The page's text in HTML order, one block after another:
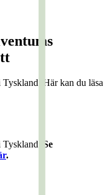
Här kan du läsa
Se
.